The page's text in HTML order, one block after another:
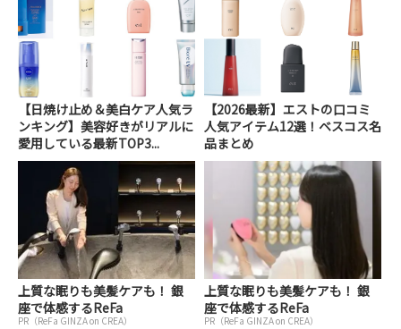
【日焼け止め＆美白ケア人気ラ
ンキング】美容好きがリアルに
愛用している最新TOP3...
【2026最新】エストの口コミ
人気アイテム12選！ベスコス名
品まとめ
上質な眠りも美髪ケアも！ 銀
座で体感するReFa
PR（ReFa GINZA on CREA）
上質な眠りも美髪ケアも！ 銀
座で体感するReFa
PR（ReFa GINZA on CREA）